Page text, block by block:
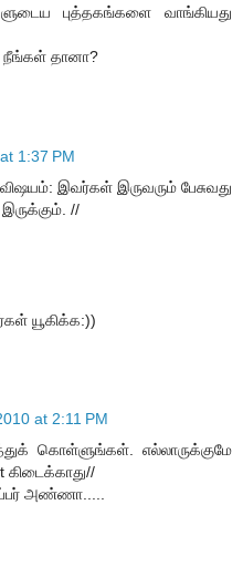
புத்தகங்களை வாங்கியது
நீங்கள் தானா?
1:37 PM
இவர்கள் இருவரும் பேசுவது
இருக்கும். //
யூகிக்க:))
at 2:11 PM
கொள்ளுங்கள். எல்லாருக்குமே
அண்ணா.....